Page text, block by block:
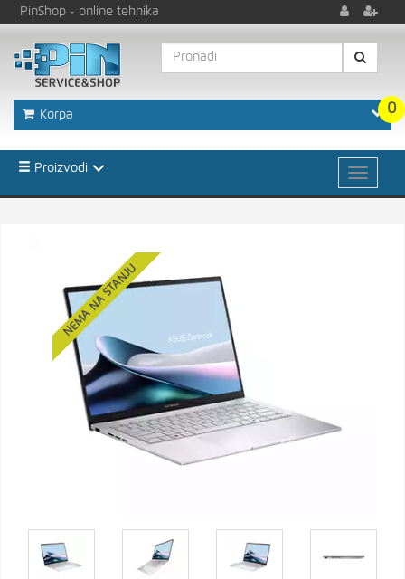
PinShop - online tehnika
0
Korpa
Proizvodi
NEMA NA STANJU